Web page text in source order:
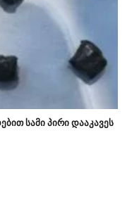
სამი პირი დააკავეს